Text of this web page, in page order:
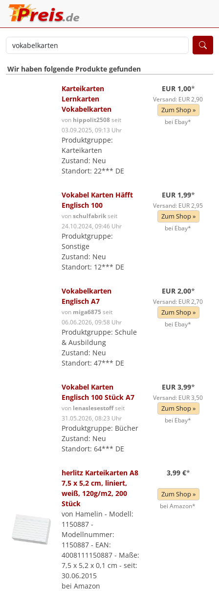
Wir haben folgende Produkte gefunden
Karteikarten
Lernkarten
Vokabelkarten
von hippolit2508seit
03.09.2025, 09:13 Uhr
Produktgruppe:
Karteikarten
Zustand: Neu
Standort: 22*** DE
EUR 1,00*
Versand: EUR 2,90
Zum Shop »
bei Ebay*
Vokabel Karten Häfft
Englisch 100
vonschulfabrikseit
24.10.2024, 09:46 Uhr
Produktgruppe:
Sonstige
Zustand: Neu
Standort: 12*** DE
EUR 1,99*
Versand: EUR 2,95
Zum Shop »
bei Ebay*
Vokabelkarten
Englisch A7
von miga6875seit
06.06.2026, 09:58 Uhr
Produktgruppe: Schule
& Ausbildung
Zustand: Neu
Standort: 47*** DE
EUR 2,00*
Versand: EUR 2,70
Zum Shop »
bei Ebay*
Vokabel Karten
Englisch 100 Stück A7
von lenaslesestoffseit
31.05.2026, 08:23 Uhr
Produktgruppe: Bücher
Zustand: Neu
Standort: 64*** DE
EUR 3,99*
Versand: EUR 3,50
Zum Shop »
bei Ebay*
herlitz Karteikarten A8
7,5 x 5,2 cm, liniert,
weiß, 120g/m2, 200
Stück
von Hamelin - Modell:
1150887 -
Modellnummer:
1150887 - EAN:
4008111150887 - Maße:
7,5 x 5,2 x 0,1 cm - seit:
30.06.2015
bei Amazon
3,99 €*
Zum Shop »
bei Amazon*